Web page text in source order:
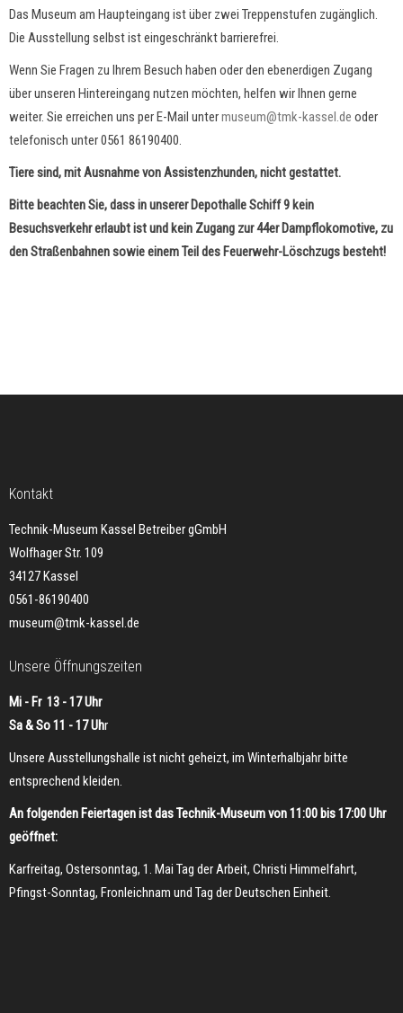
Das Museum am Haupteingang ist über zwei Treppenstufen zugänglich.
Die Ausstellung selbst ist eingeschränkt barrierefrei.
Wenn Sie Fragen zu Ihrem Besuch haben oder den ebenerdigen Zugang
über unseren Hintereingang nutzen möchten, helfen wir Ihnen gerne
weiter. Sie erreichen uns per E-Mail untermuseum@tmk-kassel.de oder
telefonisch unter 0561 86190400.
Tiere sind, mit Ausnahme von Assistenzhunden, nicht gestattet.
Bitte beachten Sie, dass in unserer Depothalle Schiff 9 kein
Besuchsverkehr erlaubt ist und kein Zugang zur 44er Dampflokomotive, zu
den Straßenbahnen sowie einem Teil des Feuerwehr-Löschzugs besteht!
Kontakt
Technik-Museum Kassel Betreiber gGmbH
Wolfhager Str. 109
34127 Kassel
0561-86190400
museum@tmk-kassel.de
Unsere Öffnungszeiten
Mi - Fr 13 - 17 Uhr
Sa & So 11 - 17 Uhr
Unsere Ausstellungshalle ist nicht geheizt, im Winterhalbjahr bitte
entsprechend kleiden.
An folgenden Feiertagen ist das Technik-Museum von 11:00 bis 17:00 Uhr
geöffnet:
Karfreitag, Ostersonntag, 1. Mai Tag der Arbeit, Christi Himmelfahrt,
Pfingst-Sonntag, Fronleichnam und Tag der Deutschen Einheit.